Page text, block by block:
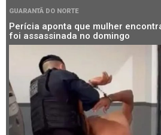
GUARANTÃ DO NORTE
Perícia aponta que mulher
foi assassinada no domingo